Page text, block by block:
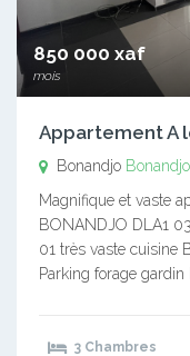
850 000 xaf
mois
Appartement A
Bonandjo Bonandjo
Magnifique et vaste
BONANDJO DLA1
01 très vaste cuisine
Parking forage gardin
3 Chambres